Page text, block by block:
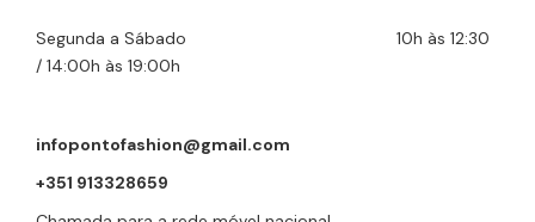
Segunda a Sábado 10h às 12:30
/ 14:00h às 19:00h
infopontofashion@gmail.com
+351 913328659